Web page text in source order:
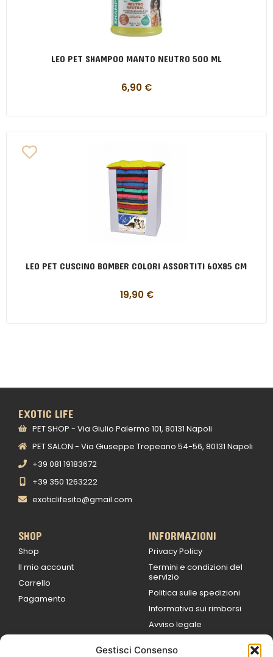
Gestisci Consenso
LEO PET SHAMPOO MANTO NEUTRO 500 ML
6,90 €
LEO PET CUSCINO BOMBER COLORI ASSORTITI 60X85 CM
19,90 €
EXOTIC LIFE
PET SHOP - Via Giulio Palermo 101, 80131 Napoli
PET SALON - Via Giuseppe Tropeano 54-56, 80131 Napoli
+39 081 19183672
+39 350 1263222
exoticlifesito@gmail.com
SHOP
Shop
Il mio account
Carrello
Pagamento
INFORMAZIONI
Privacy Policy
Termini e condizioni del
servizio
Politica sulle spedizioni
Informativa sui rimborsi
Avviso legale